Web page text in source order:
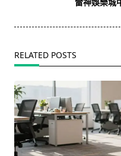
text">Page</span>
雷神娛樂城
RELATED POSTS